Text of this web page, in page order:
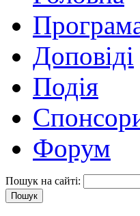
Доповіді
Подія
Форум
Пошук на сайті: